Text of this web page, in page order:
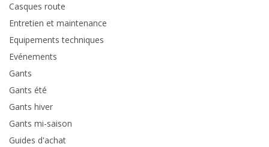
Casques route
Entretien et maintenance
Equipements techniques
Evénements
Gants
Gants été
Gants hiver
Gants mi-saison
Guides d'achat